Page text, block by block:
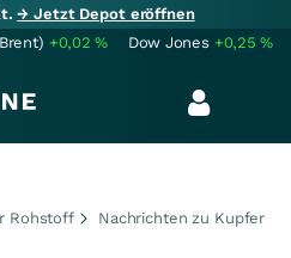
→ Jetzt Depot eröffnen
+0,02% Dow Jones +0,25%
Rohstoff Nachrichten zu Kupfer